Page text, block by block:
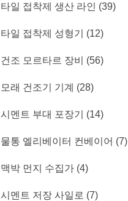
타일 접착제 생산 라인 (39)
타일 접착제 성형기 (12)
건조 모르타르 장비 (56)
모래 건조기 기계 (28)
시멘트 부대 포장기 (14)
물통 엘리베이터 컨베이어 (7)
맥박 먼지 수집가 (4)
시멘트 저장 사일로 (7)